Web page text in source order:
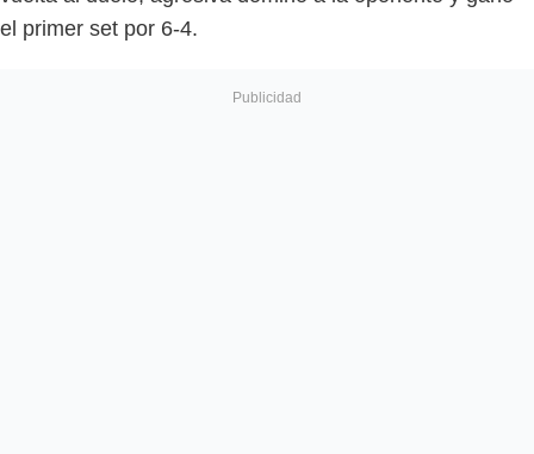
el primer set por 6-4.